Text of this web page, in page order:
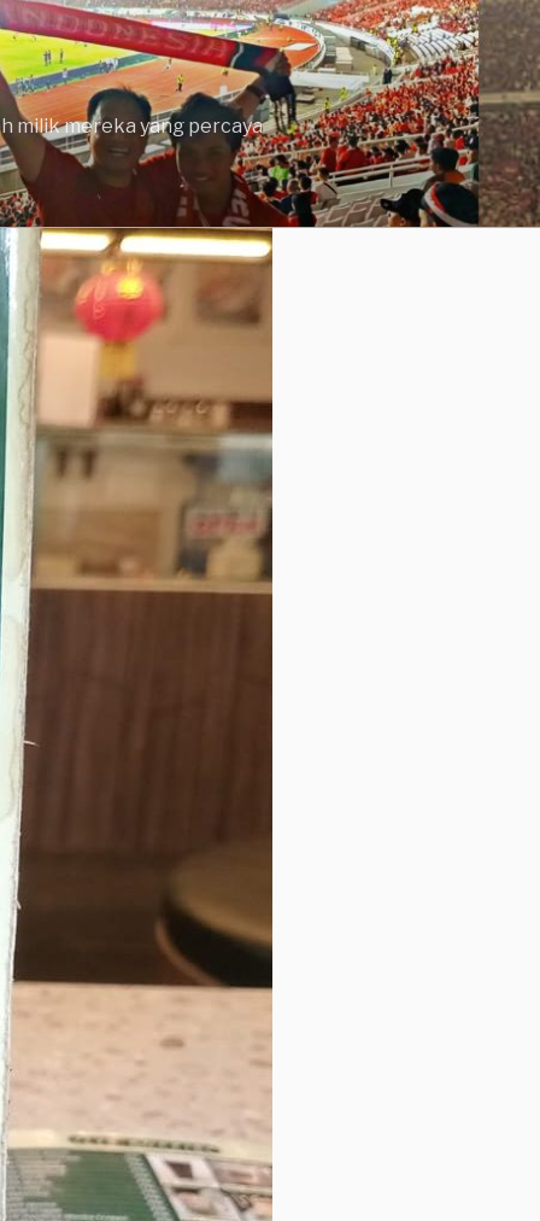
milik mereka yang percaya